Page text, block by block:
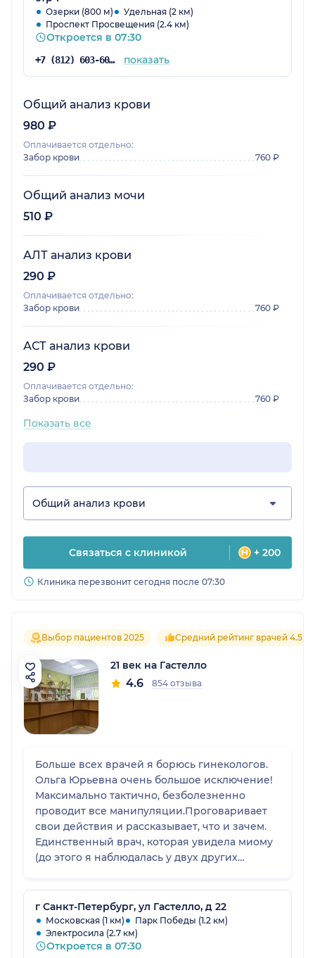
Озерки (800 м)
Удельная (2 км)
Проспект Просвещения (2.4 км)
Откроется в 07:30
+7 (812) 603-60-42 показать
Общий анализ крови
980 ₽
Оплачивается отдельно:
Забор крови
760 ₽
Общий анализ мочи
510 ₽
АЛТ анализ крови
290 ₽
Оплачивается отдельно:
Забор крови
760 ₽
АСТ анализ крови
290 ₽
Оплачивается отдельно:
Забор крови
760 ₽
Показать все
Общий анализ крови
Связаться с клиникой + 200
Клиника перезвонит сегодня после 07:30
Выбор пациентов 2025 Средний рейтинг врачей 4.5
21 век на Гастелло
4.6 854 отзыва
Больше всех врачей я борюсь гинекологов.
Ольга Юрьевна очень большое исключение!
Максимально тактично, безболезненно
проводит все манипуляции.Проговаривает
свои действия и рассказывает, что и зачем.
Единственный врач, которая увидела миому
(до этого я наблюдалась у двух других
Провели лечение, перед планированием
беременности. В беременность не было
никаких проблем. Однозначно я еще
вернусь!
г Санкт-Петербург, ул Гастелло, д 22
Московская (1 км)
Парк Победы (1.2 км)
Электросила (2.7 км)
Откроется в 07:30